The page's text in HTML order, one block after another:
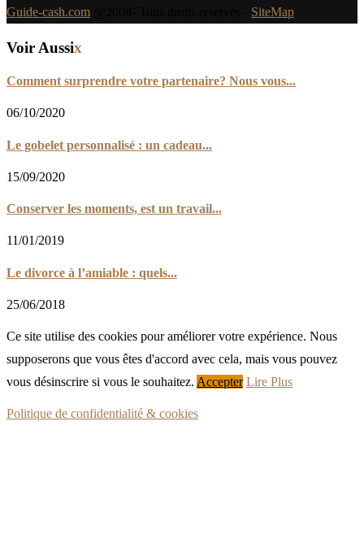
Guide-cash.com SiteMap
Voir Aussix
Comment surprendre votre partenaire? Nous vous...
06/10/2020
Le gobelet personnalisé : un cadeau...
15/09/2020
Conserver les moments, est un travail...
11/01/2019
Le divorce à l’amiable : quels...
25/06/2018
Ce site utilise des cookies pour améliorer votre expérience. Nous
supposerons que vous êtes d'accord avec cela, mais vous pouvez
vous désinscrire si vous le souhaitez. Accepter Lire Plus
Politique de confidentialité & cookies